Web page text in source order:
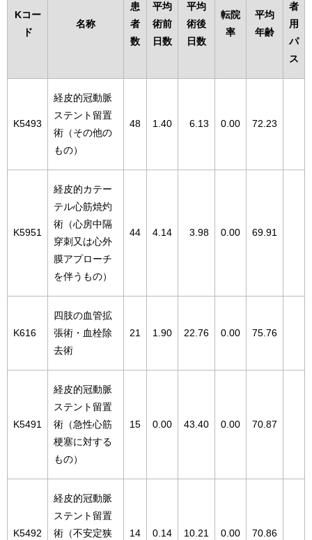
Kコー
ド
名称
患
者
数
平均
術前
日数
平均
術後
日数
転院
率
平均
年齢
者
用
パ
ス
K5493
経皮的冠動脈
ステント留置
術（その他の
もの）
48 1.40 6.13 0.00 72.23
K5951
経皮的カテー
テル心筋焼灼
術（心房中隔
穿刺又は心外
膜アプローチ
を伴うもの）
44 4.14 3.98 0.00 69.91
K616
四肢の血管拡
張術・血栓除
去術
21 1.90 22.76 0.00 75.76
K5491
経皮的冠動脈
ステント留置
術（急性心筋
梗塞に対する
もの）
15 0.00 43.40 0.00 70.87
K5492
経皮的冠動脈
ステント留置
術（不安定狭
14 0.14 10.21 0.00 70.86